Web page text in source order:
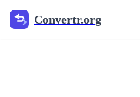
Convertr.org
SVG naar